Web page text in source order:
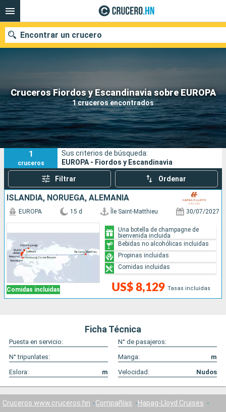
Cruceros Fiordos y Escandinavia sobre EUROPA
1 cruceros encontrados
Encontrar un crucero
Nuestros destinos
Fecha de salida
Puertos Compañías
Buscar
1
cruceros
Sus criterios de búsqueda:
EUROPA - Fiordos y Escandinavia
Filtrar Ordenar
ISLANDIA, NORUEGA, ALEMANIA
Comidas incluidas
EUROPA 15 d Île Saint-Matthieu 30/07/2027
US$ 8,129 Tasas incluidas
Una botella de champagne de
bienvenida incluida
Bebidas no alcohólicas incluidas
Propinas incluidas
Comidas incluidas
Ficha Técnica
Puesta en servicio:
N° de pasajeros:
N° tripunlates:
Manga:
m
Eslora:
m Velocidad: Nudos
Cruceros www.cruceros.hn Compañías
Hapag-Lloyd Cruises